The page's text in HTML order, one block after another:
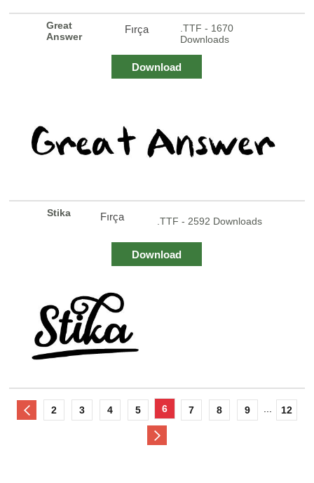
Great
Answer
Fırça
.TTF - 1670
Downloads
Download
Stika Fırça .TTF - 2592 Downloads
Download
2 3 4 5 6 7 8 9 12